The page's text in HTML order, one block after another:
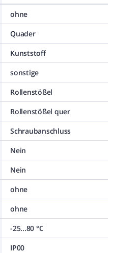
ohne
Quader
Kunststoff
sonstige
Rollenstößel
Rollenstößel quer
Schraubanschluss
Nein
Nein
ohne
ohne
-25...80 °C
IP00